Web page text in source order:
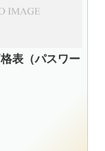
表（パスワー